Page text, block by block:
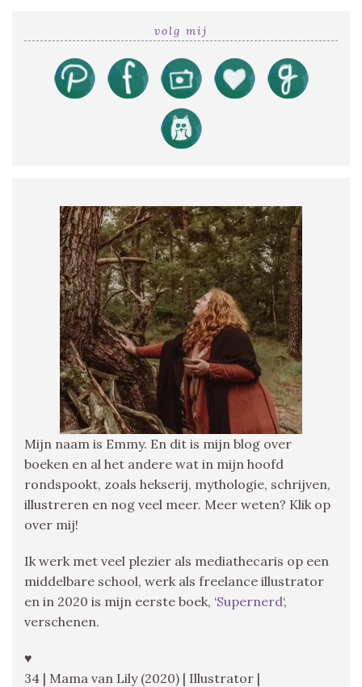
volg mij
Mijn naam is Emmy. En dit is mijn blog over
boeken en al het andere wat in mijn hoofd
rondspookt, zoals hekserij, mythologie, schrijven,
illustreren en nog veel meer. Meer weten? Klik op
over mij!
Ik werk met veel plezier als mediathecaris op een
middelbare school, werk als freelance illustrator
en in 2020 is mijn eerste boek, ‘Supernerd‘,
verschenen.
♥
34 | Mama van Lily (2020) | Illustrator |